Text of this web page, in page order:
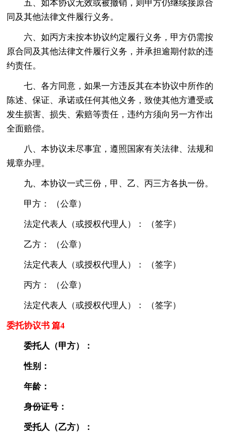
五、如本协议无效或被撤销，则甲方仍继续接原合
同及其他法律文件履行义务。
六、如丙方未按本协议约定履行义务，甲方仍需按
原合同及其他法律文件履行义务，并承担逾期付款的违
约责任。
七、各方同意，如果一方违反其在本协议中所作的
陈述、保证、承诺或任何其他义务，致使其他方遭受或
发生损害、损失、索赔等责任，违约方须向另一方作出
全面赔偿。
八、本协议未尽事宜，遵照国家有关法律、法规和
规章办理。
九、本协议一式三份，甲、乙、丙三方各执一份。
甲方： （公章）
法定代表人（或授权代理人）： （签字）
乙方： （公章）
法定代表人（或授权代理人）： （签字）
丙方： （公章）
法定代表人（或授权代理人）： （签字）
委托协议书 篇4
委托人（甲方）：
性别：
年龄：
身份证号：
受托人（乙方）：